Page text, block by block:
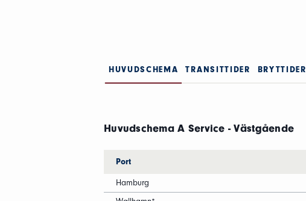
HUVUDSCHEMA TRANSITTIDER BRYTTIDER
Huvudschema A Service - Västgående
Port
Hamburg